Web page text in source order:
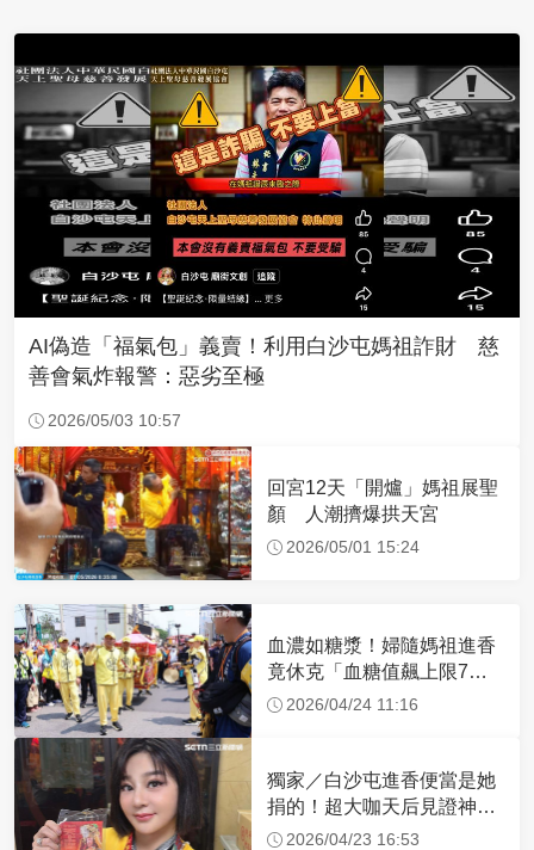
AI偽造「福氣包」義賣！利用白沙屯媽祖詐財 慈
善會氣炸報警：惡劣至極
2026/05/03 10:57
回宮12天「開爐」媽祖展聖
顏 人潮擠爆拱天宮
2026/05/01 15:24
血濃如糖漿！婦隨媽祖進香
竟休克「血糖值飆上限7
倍」 醫曝原因
2026/04/24 11:16
獨家／白沙屯進香便當是她
捐的！超大咖天后見證神
蹟 一靠近媽祖就爆哭
2026/04/23 16:53